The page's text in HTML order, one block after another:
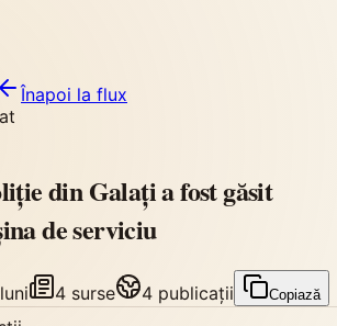
Înapoi la flux
din Galați a fost găsit
de serviciu
4 surse 4 publicații Copiază